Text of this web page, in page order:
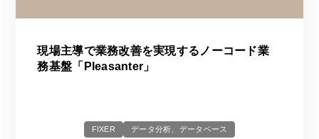
現場主導で業務改善を実現するノーコード業
務基盤「Pleasanter」​​
FIXER データ分析、データベース